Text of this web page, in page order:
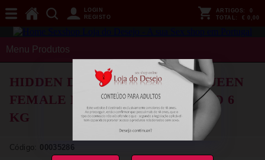
LOGIN
REGISTO
ARTIGOS:
0
TOTAL: € 0,00
Menu Produtos
HIDDEN DESIRE - FAT FUCK QUEEN
FEMALE MASTURBATOR TORSO 6
KG
Código: 00035286